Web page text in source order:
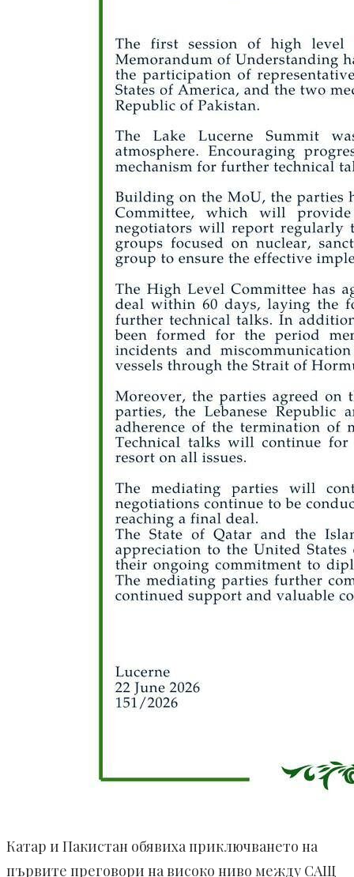
Катар и Пакистан обявиха приключването на
първите преговори на високо ниво между САЩ